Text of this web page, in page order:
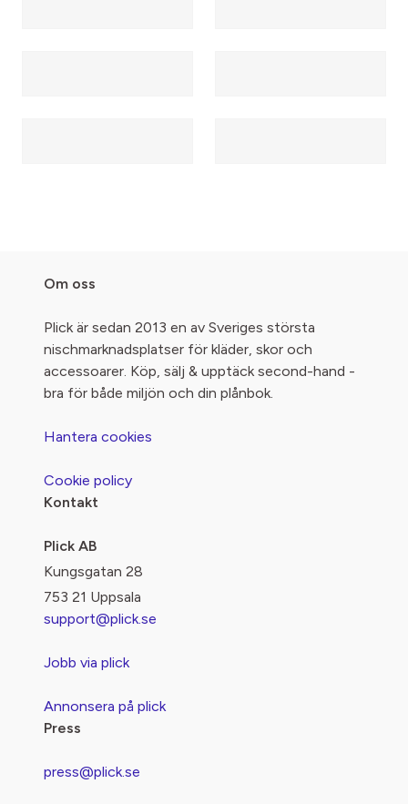
Om oss
Plick är sedan 2013 en av Sveriges största
nischmarknadsplatser för kläder, skor och
accessoarer. Köp, sälj & upptäck second-hand -
bra för både miljön och din plånbok.
Hantera cookies
Cookie policy
Kontakt
Plick AB
Kungsgatan 28
753 21 Uppsala
support@plick.se
Jobb via plick
Annonsera på plick
Press
press@plick.se